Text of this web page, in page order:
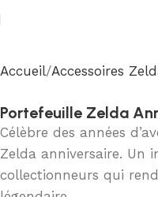
Accueil Accessoires
Portefeuille Zelda
Célèbre des années
Zelda anniversaire. Un
collectionneurs qui